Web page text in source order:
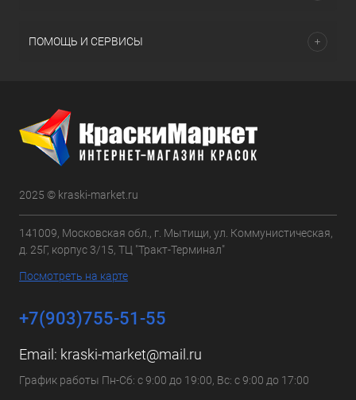
ПОМОЩЬ И СЕРВИСЫ
2025 © kraski-market.ru
141009, Московская обл., г. Мытищи, ул. Коммунистическая,
д. 25Г, корпус 3/15, ТЦ "Тракт-Терминал"
Посмотреть на карте
+7(903)755-51-55
Email: kraski-market@mail.ru
График работы Пн-Сб: с 9:00 до 19:00, Вс: с 9:00 до 17:00